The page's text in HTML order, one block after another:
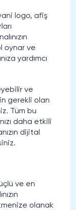
logo, afiş
oynar ve
yardımcı
ve
gerekli olan
Tüm bu
daha etkili
dijital
ve en
olanak